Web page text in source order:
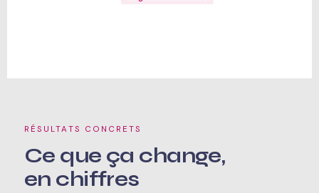
RÉSULTATS CONCRETS
Ce que ça change,
en chiffres